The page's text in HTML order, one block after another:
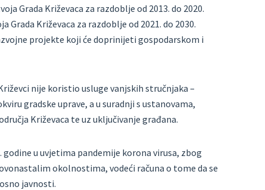
Grada Križevaca za razdoblje od 2013. do 2020.
Križevaca za razdoblje od 2021. do 2030.
projekte koji će doprinijeti gospodarskom i
nije koristio usluge vanjskih stručnjaka –
gradske uprave, a u suradnji s ustanovama,
Križevaca te uz uključivanje građana.
u uvjetima pandemije korona virusa, zbog
okolnostima, vodeći računa o tome da se
javnosti.